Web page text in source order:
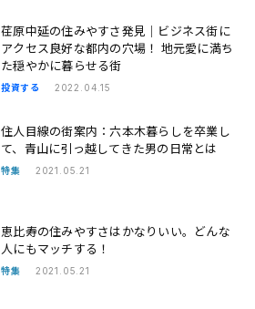
荏原中延の住みやすさ発見｜ビジネス街に
アクセス良好な都内の穴場！ 地元愛に満ち
た穏やかに暮らせる街
投資する 2022.04.15
住人目線の街案内：六本木暮らしを卒業し
て、青山に引っ越してきた男の日常とは
特集 2021.05.21
恵比寿の住みやすさはかなりいい。どんな
人にもマッチする！
特集 2021.05.21